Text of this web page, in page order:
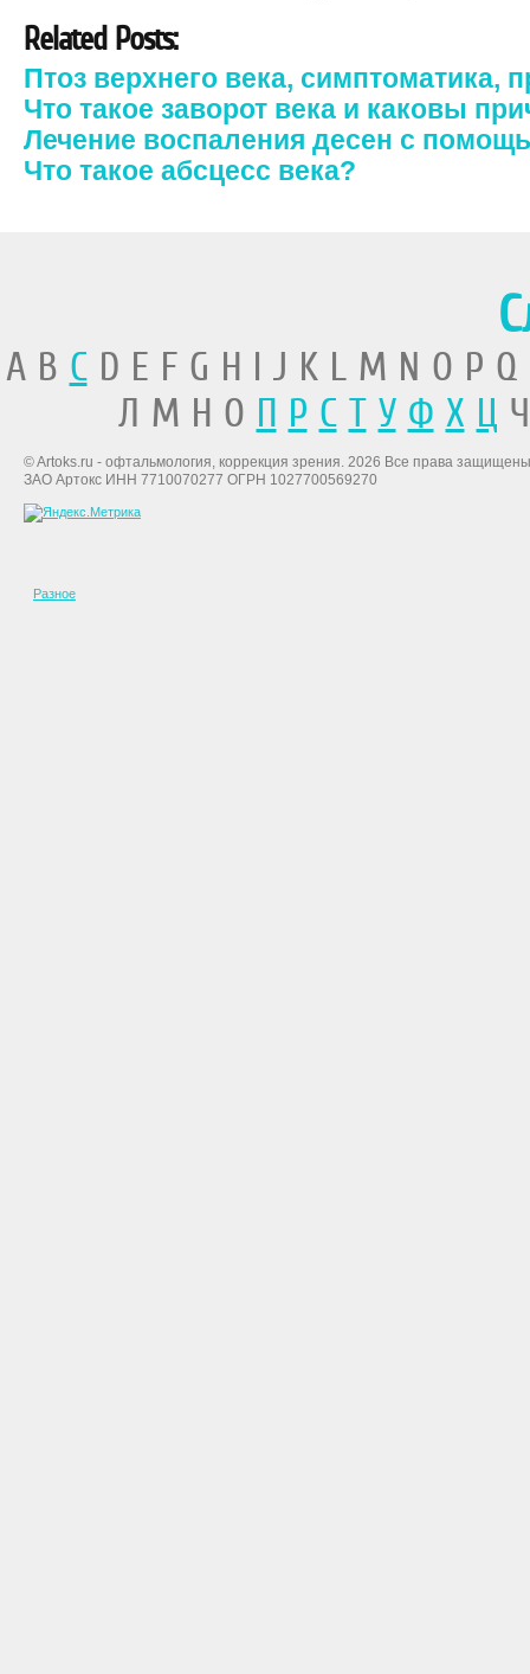
Related Posts:
Птоз верхнего века, симптоматика,
Что такое заворот века и каковы
Лечение воспаления десен с
Что такое абсцесс века?
A B CD E F G H I J K L M N O P
Л М Н О П Р С Т У Ф Х Ц
© Artoks.ru - офтальмология, коррекция зрения. 2026 Все права
ЗАО Артокс ИНН 7710070277 ОГРН 1027700569270
Разное